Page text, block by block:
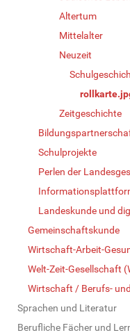
Altertum
Mittelalter
Neuzeit
Zeitgeschichte
Schulprojekte
Perlen der
Landeskunde und
Gemeinschaftskunde
Wirtschaft-Arbeit-
Welt-Zeit-Gesellschaft
Wirtschaft / Berufs-
Sprachen und Literatur
Berufliche Fächer und